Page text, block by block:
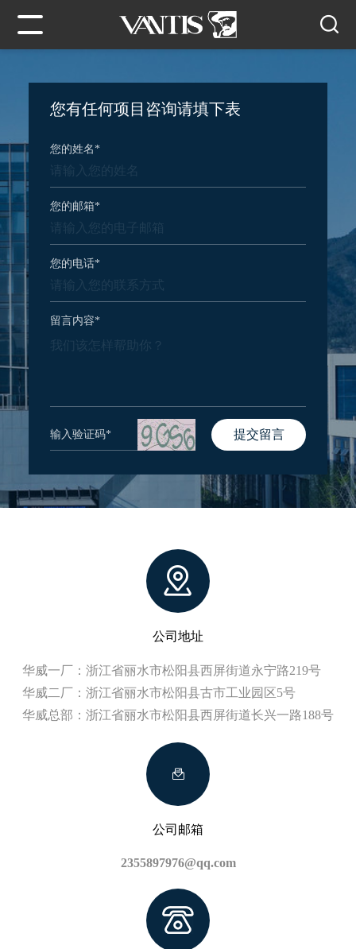
您有任何项目咨询请填下表
您的姓名 *
您的邮箱*
您的电话*
留言内容*
提交留言
公司地址
华威一厂：浙江省丽水市松阳县西屏街道永宁路219号
华威二厂：浙江省丽水市松阳县古市工业园区5号
华威总部：浙江省丽水市松阳县西屏街道长兴一路188号
公司邮箱
2355897976@qq.com